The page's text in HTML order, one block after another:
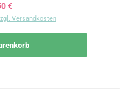
Preis:
€
Versandkosten